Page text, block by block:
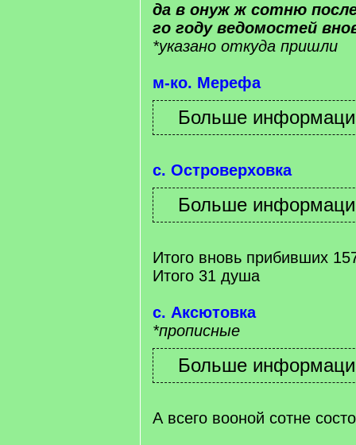
да в онуж ж сотню
го году ведомостей
*указано откуда пришли
м-ко. Мерефа
с. Островерховка
Итого вновь прибивших
Итого 31 душа
с. Аксютовка
*прописные
А всего вооной сотне